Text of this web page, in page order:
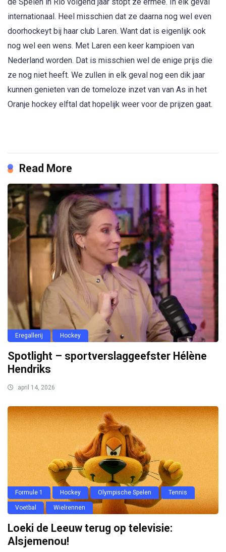
internationaal. Heel misschien dat ze daarna nog wel even
doorhockeyt bij haar club Laren. Want dat is eigenlijk ook
nog wel een wens. Met Laren een keer kampioen van
Nederland worden. Dat is misschien wel de enige prijs die
ze nog niet heeft. We zullen in elk geval nog een dik jaar
kunnen genieten van de tomeloze inzet van van As in het
Oranje hockey elftal dat hopelijk weer voor de prijzen gaat.
Read More
Eregallerij Hockey
Spotlight – sportverslaggeefster Hélène
Hendriks
april 14, 2026
Formule 1 Hockey Olympische Spelen Tennis
Voetbal Wielrennen
Loeki de Leeuw terug op televisie:
Alsjemenou!